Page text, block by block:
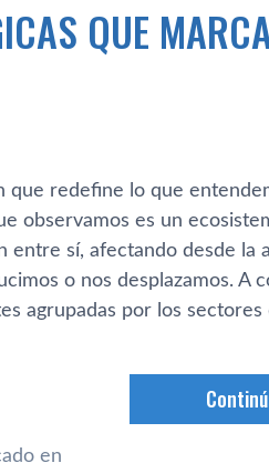
QUE
que redefine lo que
observamos es un
sí, afectando desde la
o nos desplazamos. A
agrupadas por los sectores
en